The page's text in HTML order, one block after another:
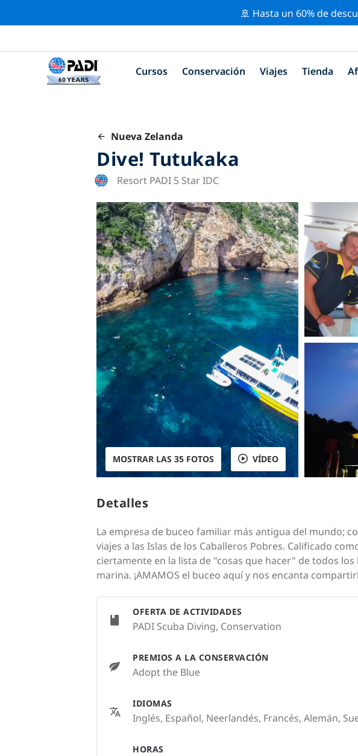
🚢 Hasta un 60% de
Cursos Conservación Viajes Tienda
Nueva Zelanda
Dive! Tutukaka
Resort PADI 5 Star IDC
MOSTRAR LAS 35 FOTOS VÍDEO
Detalles
La empresa de buceo familiar más antigua del mundo;
viajes a las Islas de los Caballeros Pobres. Calificado
ciertamente en la lista de "cosas que hacer" de todos
marina. ¡AMAMOS el buceo aquí y nos encanta
OFERTA DE ACTIVIDADES
PADI Scuba Diving, Conservation
PREMIOS A LA CONSERVACIÓN
Adopt the Blue
IDIOMAS
Inglés, Español, Neerlandés, Francés, Alemán,
HORAS